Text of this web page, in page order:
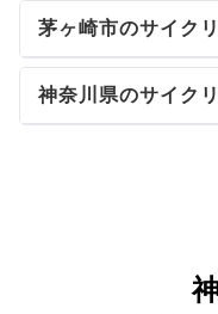
茅ヶ崎市のサイク
神奈川県のサイク